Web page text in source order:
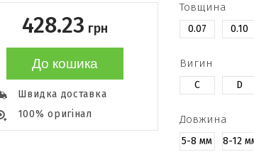
428.23 грн
До кошика
Швидка доставка
100% оригінал
Товщина
0.07 0.10
Вигин
C D
Довжина
5-8 мм 8-12